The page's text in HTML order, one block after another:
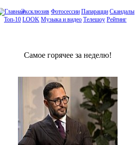
Эксклюзив Фотосессии Папарацци Скандалы
Топ-10 LOOK Музыка и видео Телешоу Рейтинг
Сaмое гoрячее за неделю!